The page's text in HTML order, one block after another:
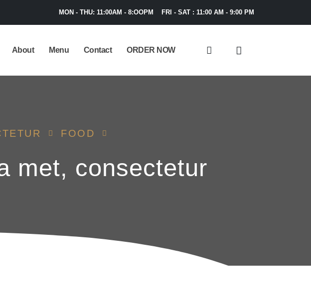
MON - THU: 11:00AM - 8:OOPM FRI - SAT : 11:00 AM - 9:00 PM
About Menu Contact ORDER NOW
FOOD
met, consectetur